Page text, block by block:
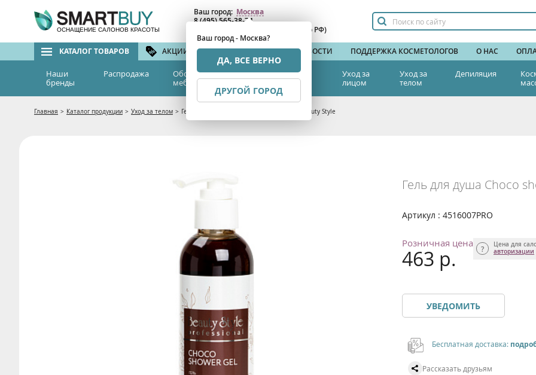
ОСНАЩЕНИЕ САЛОНОВ КРАСОТЫ
Ваш город: Москва
Ваш город - Москва?
ДА, ВСЕ ВЕРНО
ДРУГОЙ ГОРОД
8 (495) 565-38-74
(бесплатный по РФ)
КАТАЛОГ ТОВАРОВ АКЦИИ И СКИДКИ БРЕНДЫ НОВОСТИ ПОДДЕРЖКА КОСМЕТОЛОГОВ О НАС
Наши
бренды
Распродажа
Оборудование и
мебель
Эстетическая
медицина
Уход за
лицом
Уход за
телом
Депиляция
Главная > Каталог продукции > Уход за телом > Гель для душа Choco shower gel 200 мл Beauty Style
Гель для душа Choco
Артикул : 4516007PRO
Розничная цена
463 р.
Цена для
авторизации
УВЕДОМИТЬ
Бесплатная доставка:
Рассказать друзьям